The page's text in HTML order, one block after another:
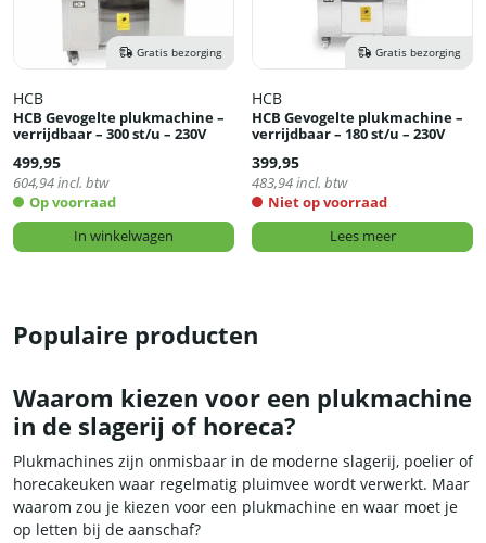
Gratis bezorging
HCB
HCB Gevogelte plukmachine –
verrijdbaar – 300 st/u – 230V
499,95
604,94incl. btw
Op voorraad
In winkelwagen
Gratis bezorging
HCB
HCB Gevogelte plukmachine –
verrijdbaar – 180 st/u – 230V
399,95
483,94incl. btw
Niet op voorraad
Lees meer
Populaire producten
Waarom kiezen voor een plukmachine
in de slagerij of horeca?
Plukmachines zijn onmisbaar in de moderne slagerij, poelier of
horecakeuken waar regelmatig pluimvee wordt verwerkt. Maar
waarom zou je kiezen voor een plukmachine en waar moet je
op letten bij de aanschaf?